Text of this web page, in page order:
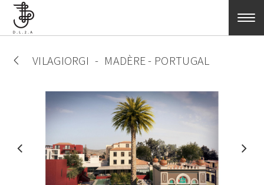
Aller au contenu principal
VILAGIORGI MADÈRE - PORTUGAL